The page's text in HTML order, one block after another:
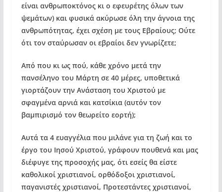
είναι ανθρωποκτόνος κι ο εφευρέτης όλων των
ψεμάτων) και φυσικά ακύρωσε όλη την άγνοια της
ανθρωπότητας, έχει σχέση με τους Εβραίους; Ούτε
ότι τον σταύρωσαν οι εβραίοι δεν γνωρίζετε;
Από που κι ως πού, κάθε χρόνο μετά την
πανσέληνο του Μάρτη σε 40 μέρες, υποθετικά
γιορτάζουν την Ανάσταση του Χριστού με
σφαγμένα αρνιά και κατσίκια (αυτόν τον
βαμπιρισμό τον θεωρείτο εορτή);
Αυτά τα 4 ευαγγέλια που μιλάνε για τη ζωή και το
έργο του Ιησού Χριστού, γράφουν πουθενά και μας
διέφυγε της προσοχής μας, ότι εσείς θα είστε
καθολικοί χριστιανοί, ορθόδοξοι χριστιανοί,
παγανιστές χριστιανοί, Προτεστάντες χριστιανοί,